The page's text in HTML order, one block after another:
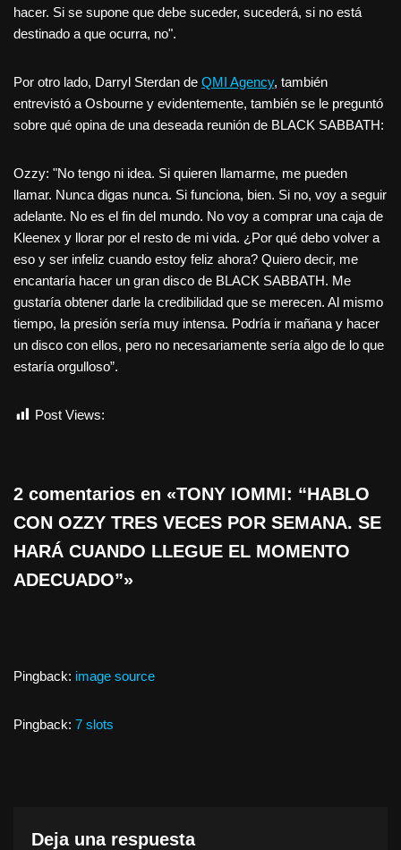
hacer. Si se supone que debe suceder, sucederá, si no está
destinado a que ocurra, no".
Por otro lado, Darryl Sterdan de QMI Agency, también
entrevistó a Osbourne y evidentemente, también se le preguntó
sobre qué opina de una deseada reunión de BLACK SABBATH:
Ozzy: "No tengo ni idea. Si quieren llamarme, me pueden
llamar. Nunca digas nunca. Si funciona, bien. Si no, voy a seguir
adelante. No es el fin del mundo. No voy a comprar una caja de
Kleenex y llorar por el resto de mi vida. ¿Por qué debo volver a
eso y ser infeliz cuando estoy feliz ahora? Quiero decir, me
encantaría hacer un gran disco de BLACK SABBATH. Me
gustaría obtener darle la credibilidad que se merecen. Al mismo
tiempo, la presión sería muy intensa. Podría ir mañana y hacer
un disco con ellos, pero no necesariamente sería algo de lo que
estaría orgulloso”.
Post Views:
2 comentarios en «TONY IOMMI: “HABLO
CON OZZY TRES VECES POR SEMANA. SE
HARÁ CUANDO LLEGUE EL MOMENTO
ADECUADO”»
Pingback: image source
Pingback: 7 slots
Deja una respuesta